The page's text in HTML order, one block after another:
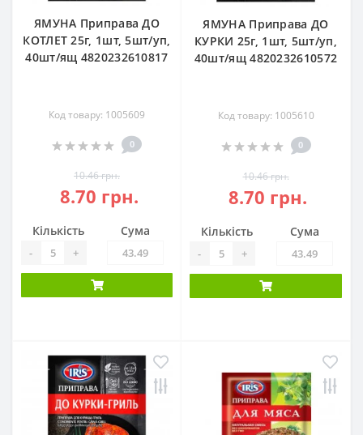
ЯМУНА Приправа ДО
КОТЛЕТ 25г, 1шт, 5шт/уп,
40шт/ящ 4820232610817
Код товару: 1005609
0
10.46 грн.
8.70 грн.
Кількість
- +
Сума
ЯМУНА Приправа ДО
КУРКИ 25г, 1шт, 5шт/уп,
40шт/ящ 4820232610572
Код товару: 1005610
0
10.46 грн.
8.70 грн.
Кількість
- +
Сума